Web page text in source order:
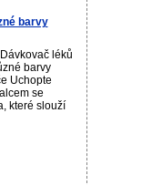
barvy
léků
barvy
Uchopte
se
které slouží